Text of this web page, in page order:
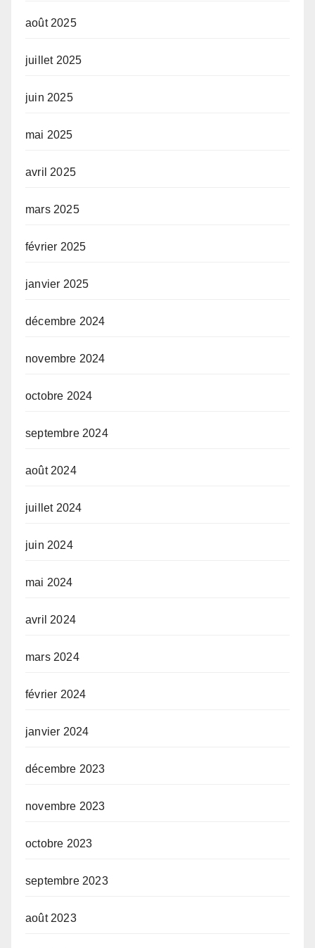
août 2025
juillet 2025
juin 2025
mai 2025
avril 2025
mars 2025
février 2025
janvier 2025
décembre 2024
novembre 2024
octobre 2024
septembre 2024
août 2024
juillet 2024
juin 2024
mai 2024
avril 2024
mars 2024
février 2024
janvier 2024
décembre 2023
novembre 2023
octobre 2023
septembre 2023
août 2023